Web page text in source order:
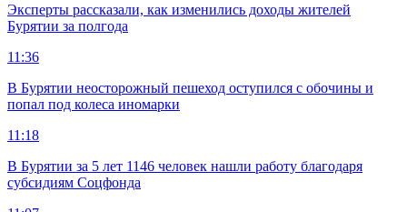
Эксперты рассказали, как изменились доходы жителей
Бурятии за полгода
11:36
В Бурятии неосторожный пешеход оступился с обочины и
попал под колеса иномарки
11:18
В Бурятии за 5 лет 1146 человек нашли работу благодаря
субсидиям Соцфонда